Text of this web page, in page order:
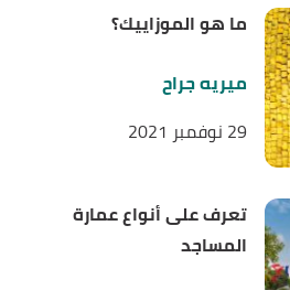
ما هو الموزاييك؟
ميريه جراح
29 نوفمبر 2021
تعرف على أنواع عمارة
المساجد